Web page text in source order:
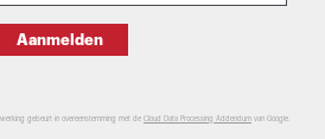
Aanmelden
gebeurt in overeenstemming met de Cloud Data Processing Addendum van Google.